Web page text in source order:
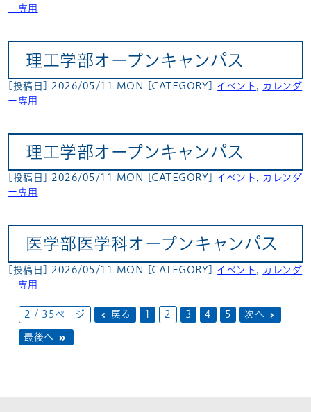
ー専用
理工学部オープンキャンパス
[投稿日] 2026/05/11 MON [CATEGORY] イベント
カレンダ
ー専用
理工学部オープンキャンパス
[投稿日] 2026/05/11 MON [CATEGORY] イベント , カレンダ
ー専用
医学部医学科オープンキャンパス
[投稿日] 2026/05/11 MON [CATEGORY] イベント
カレンダ
ー専用
2 / 35ページ 戻る 1 2 3 4 5 次へ
最後へ